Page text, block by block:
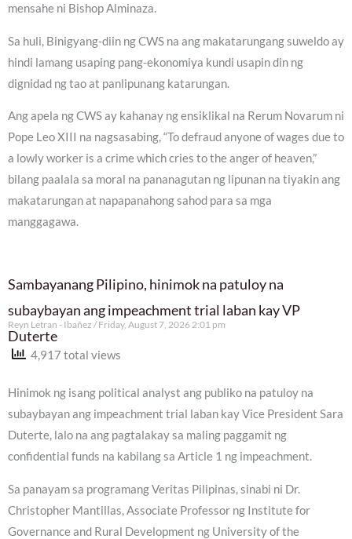
mensahe ni Bishop Alminaza.
Sa huli, Binigyang-diin ng CWS na ang makatarungang suweldo ay
hindi lamang usaping pang-ekonomiya kundi usapin din ng
dignidad ng tao at panlipunang katarungan.
Ang apela ng CWS ay kahanay ng ensiklikal na Rerum Novarum ni
Pope Leo XIII na nagsasabing, “To defraud anyone of wages due to
a lowly worker is a crime which cries to the anger of heaven,”
bilang paalala sa moral na pananagutan ng lipunan na tiyakin ang
makatarungan at napapanahong sahod para sa mga
manggagawa.
Sambayanang Pilipino, hinimok na patuloy na
subaybayan ang impeachment trial laban kay VP
Duterte
Reyn Letran - Ibañez Friday, August 7, 2026 2:01 pm
4,917 total views
Hinimok ng isang political analyst ang publiko na patuloy na
subaybayan ang impeachment trial laban kay Vice President Sara
Duterte, lalo na ang pagtalakay sa maling paggamit ng
confidential funds na kabilang sa Article 1 ng impeachment.
Sa panayam sa programang Veritas Pilipinas, sinabi ni Dr.
Christopher Mantillas, Associate Professor ng Institute for
Governance and Rural Development ng University of the